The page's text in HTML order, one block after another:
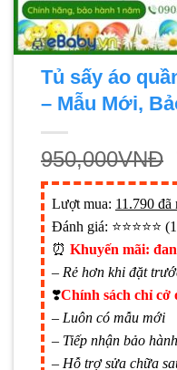
Tủ sấy áo
– Mẫu Mới,
950,000VNĐ
Lượt mua: 11.790 đã
Đánh giá: ⭐⭐⭐⭐⭐
‍️⏰ Khuyến mãi:
– Rẻ hơn khi đặt
❣️Chính sách chỉ cở
– Luôn có mẫu mới
– Tiếp nhận bảo
– Hỗ trợ sửa chữa